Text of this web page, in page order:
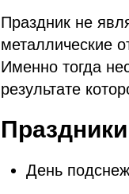
Праздник не
металлические
Именно тогда
результате
День